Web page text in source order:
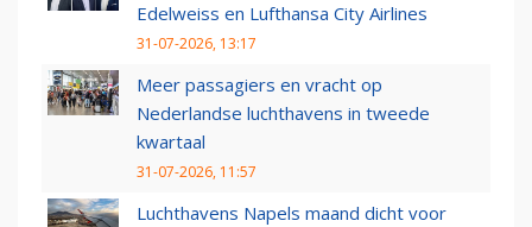
Edelweiss en Lufthansa City Airlines
31-07-2026, 13:17
Meer passagiers en vracht op
Nederlandse luchthavens in tweede
kwartaal
31-07-2026, 11:57
Luchthavens Napels maand dicht voor